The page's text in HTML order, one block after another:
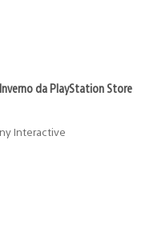
da PlayStation Store
Interactive